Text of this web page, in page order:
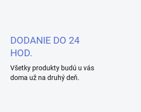
DODANIE DO 24
HOD.
Všetky produkty budú u vás
doma už na druhý deň.